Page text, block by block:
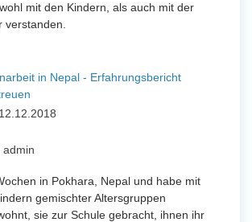
mit den Kindern, als auch mit der
verstanden.
in Nepal - Erfahrungsbericht
in Pokhara, Nepal und habe mit
gemischter Altersgruppen
sie zur Schule gebracht, ihnen ihr